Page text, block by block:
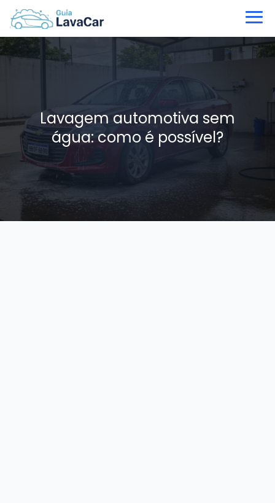
Lavagem automotiva sem
água: como é possível?